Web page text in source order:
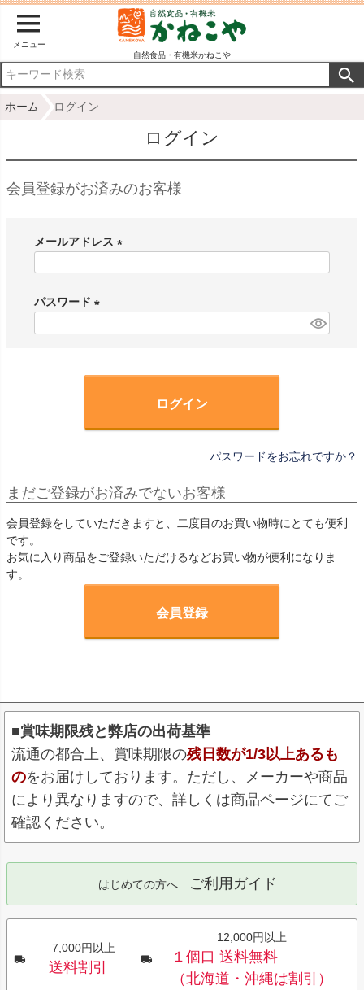
メニュー
自然食品・有機米かねこや
ホーム ログイン
ログイン
会員登録がお済みのお客様
メールアドレス
パスワード
ログイン
パスワードをお忘れですか？
まだご登録がお済みでないお客様
会員登録をしていただきますと、二度目のお買い物時にとても便利
です。
お気に入り商品をご登録いただけるなどお買い物が便利になりま
す。
会員登録
■賞味期限残と弊店の出荷基準
流通の都合上、賞味期限の残日数が1/3以上あるも
のをお届けしております。ただし、メーカーや商品
により異なりますので、詳しくは商品ページにてご
確認ください。
はじめての方へ ご利用ガイド
7,000円以上
送料割引
12,000円以上
１個口 送料無料
（北海道・沖縄は割引）